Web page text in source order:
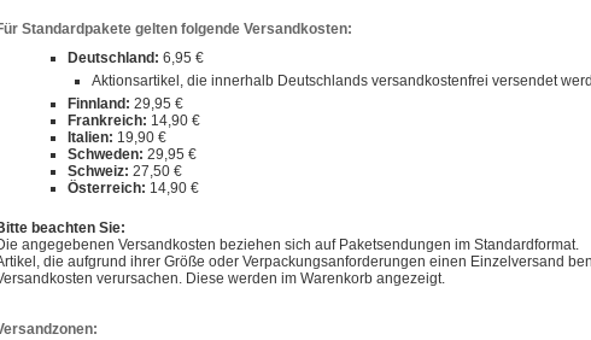
Standardpakete gelten folgende Versandkosten:
Deutschland: 6,95 €
Aktionsartikel, die innerhalb Deutschlands versandkostenfrei versendet
Finnland: 29,95 €
Frankreich: 14,90 €
Italien: 19,90 €
Schweden: 29,95 €
Schweiz: 27,50 €
Österreich: 14,90 €
beachten Sie:
angegebenen Versandkosten beziehen sich auf Paketsendungen im Standardformat.
die aufgrund ihrer Größe oder Verpackungsanforderungen einen Einzelversand
verursachen. Diese werden im Warenkorb angezeigt.